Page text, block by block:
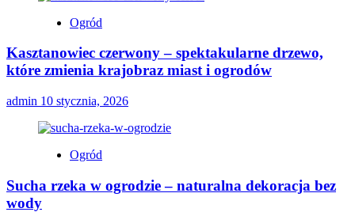
Ogród
Kasztanowiec czerwony – spektakularne drzewo,
które zmienia krajobraz miast i ogrodów
admin 10 stycznia, 2026
Ogród
Sucha rzeka w ogrodzie – naturalna dekoracja bez
wody